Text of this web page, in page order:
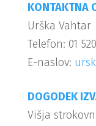
KONTAKTNA
Urška Vahtar
Telefon: 01
E-naslov:
DOGODEK
Višja